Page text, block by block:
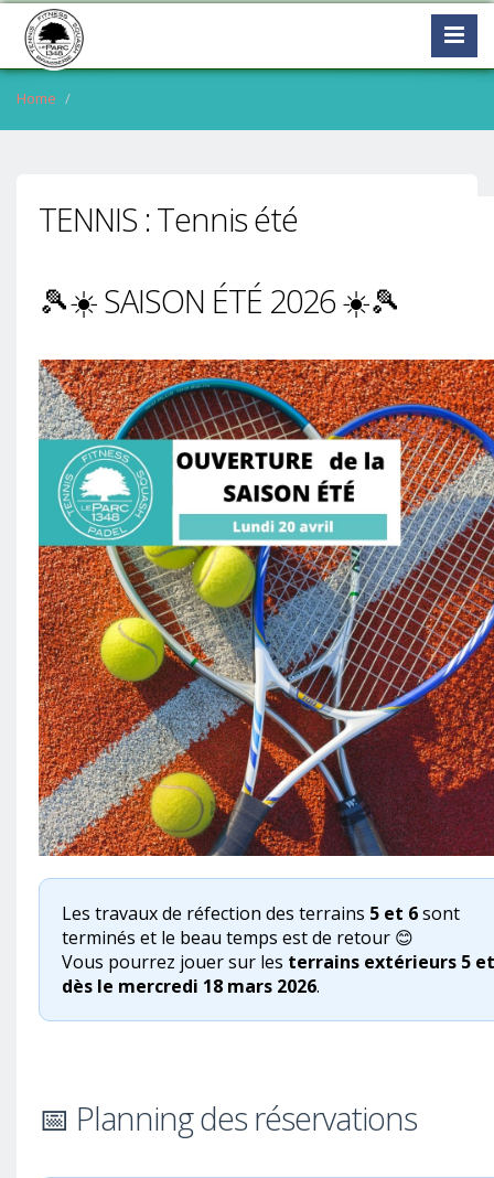
Home
TENNIS : Tennis été
🎾☀️ SAISON ÉTÉ 2026 ☀️🎾
Les travaux de réfection des terrains 5 et 6sont
terminés et le beau temps est de retour 😊
Vous pourrez jouer sur les terrains extérieurs 5
dès le mercredi 18 mars 2026.
📅 Planning des réservations